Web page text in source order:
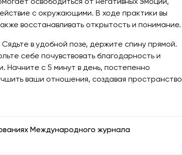
с окружающими. В ходе практики вы
восстанавливать открытость и понимание.
в удобной позе, держите спину прямой.
себе почувствовать благодарность и
Начните с 5 минут в день, постепенно
ваши отношения, создавая пространство
Международного журнала